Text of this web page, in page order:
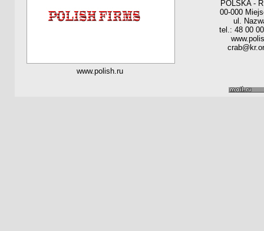
POLSKA -
00-000
ul.
tel.: 48 00
www.polish.ru